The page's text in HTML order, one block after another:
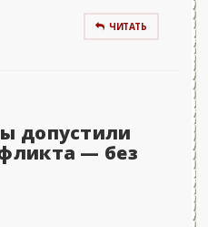
ЧИТАТЬ
допустили
— без